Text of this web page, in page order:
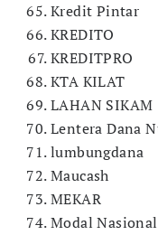
Kredit Pintar
KREDITO
KREDITPRO
KTA KILAT
LAHAN SIKAM
Lentera Dana
lumbungdana
Maucash
MEKAR
Modal Nasional